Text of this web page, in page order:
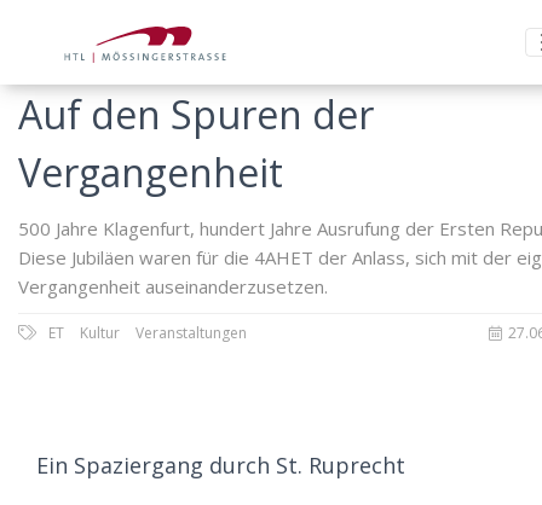
Auf den Spuren der
Vergangenheit
500 Jahre Klagenfurt, hundert Jahre Ausrufung der Ersten
Diese Jubiläen waren für die 4AHET der Anlass, sich mit der
Vergangenheit auseinanderzusetzen.
ET Kultur Veranstaltungen
Ein Spaziergang durch St. Ruprecht